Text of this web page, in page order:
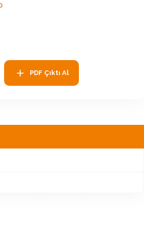
PDF Çıktı Al